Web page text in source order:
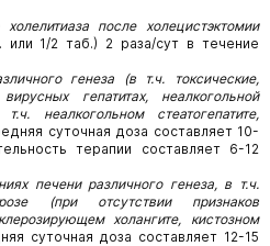
холелитиаза после холецистэктомии
1/2 таб.) 2 раза/сут в течение
генеза (в т.ч. токсические,
гепатитах, неалкогольной
неалкогольном стеатогепатите,
суточная доза составляет 10-
терапии составляет 6-12
печени различного генеза, в т.ч.
(при отсутствии признаков
холангите, кистозном
суточная доза составляет 12-15